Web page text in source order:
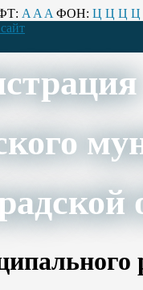
A A A ФОН: Ц Ц Ц Ц